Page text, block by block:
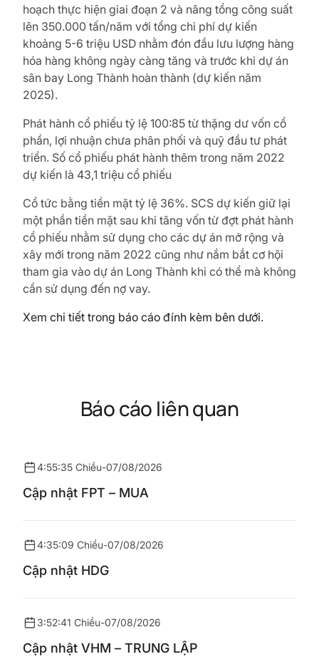
hoạch thực hiện giai đoạn 2 và nâng tổng công suất
lên 350.000 tấn/năm với tổng chi phí dự kiến
khoảng 5-6 triệu USD nhằm đón đầu lưu lượng hàng
hóa hàng không ngày càng tăng và trước khi dự án
sân bay Long Thành hoàn thành (dự kiến năm
2025).
Phát hành cổ phiếu tỷ lệ 100:85 từ thặng dư vốn cổ
phần, lợi nhuận chưa phân phối và quỹ đầu tư phát
triển. Số cổ phiếu phát hành thêm trong năm 2022
dự kiến là 43,1 triệu cổ phiếu
Cổ tức bằng tiền mặt tỷ lệ 36%. SCS dự kiến giữ lại
một phần tiền mặt sau khi tăng vốn từ đợt phát hành
cổ phiếu nhằm sử dụng cho các dự án mở rộng và
xây mới trong năm 2022 cũng như nắm bắt cơ hội
tham gia vào dự án Long Thành khi có thể mà không
cần sử dụng đến nợ vay.
Xem chi tiết trong báo cáo đính kèm bên dưới.
Báo cáo liên quan
4:55:35 Chiều-07/08/2026
Cập nhật FPT – MUA
4:35:09 Chiều-07/08/2026
Cập nhật HDG
3:52:41 Chiều-07/08/2026
Cập nhật VHM – TRUNG LẬP